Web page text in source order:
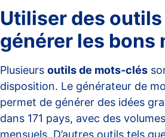
Utiliser des
générer les bons
Plusieurs outils de mots-clés
disposition. Le générateur de
permet de générer des idées
dans 171 pays, avec des
mensuels. D’autres outils tels